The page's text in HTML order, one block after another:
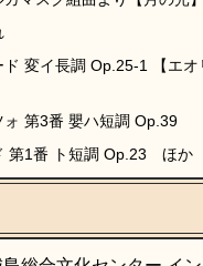
変イ長調 Op.25-1 【エオ
ォ 第3番 嬰ハ短調 Op.39
第1番 ト短調 Op.23 ほか​